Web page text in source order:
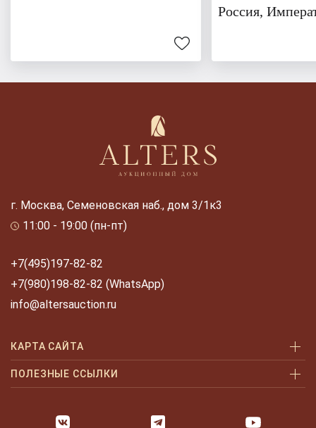
Россия,
г. Москва, Семеновская наб., дом 3/1к3
11:00 - 19:00 (пн-пт)
+7(495)197-82-82
+7(980)198-82-82 (WhatsApp)
info@altersauction.ru
КАРТА САЙТА
Аукционы
ПОЛЕЗНЫЕ ССЫЛКИ